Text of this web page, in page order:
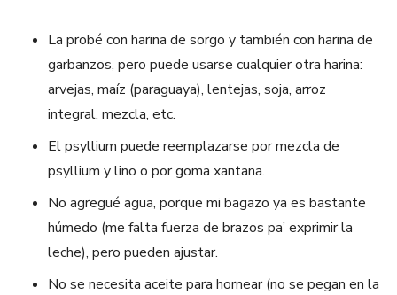
La probé con harina de sorgo y también con harina de
garbanzos, pero puede usarse cualquier otra harina:
arvejas, maíz (paraguaya), lentejas, soja, arroz
integral, mezcla, etc.
El psyllium puede reemplazarse por mezcla de
psyllium y lino o por goma xantana.
No agregué agua, porque mi bagazo ya es bastante
húmedo (me falta fuerza de brazos pa’ exprimir la
leche), pero pueden ajustar.
No se necesita aceite para hornear (no se pegan en la